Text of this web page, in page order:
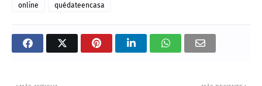
online
quédateencasa